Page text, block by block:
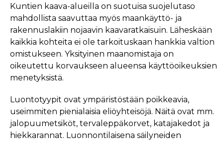
Kuntien kaava-alueilla on suotuisa suojelutaso
mahdollista saavuttaa myös maankäyttö- ja
rakennuslakiin nojaavin kaavaratkaisuin. Läheskään
kaikkia kohteita ei ole tarkoituskaan hankkia valtion
omistukseen. Yksityinen maanomistaja on
oikeutettu korvaukseen alueensa käyttöoikeuksien
menetyksistä.
Luontotyypit ovat ympäristöstään poikkeavia,
useimmiten pienialaisia eliöyhteisöjä. Näitä ovat mm.
jalopuumetsiköt, tervaleppäkorvet, katajakedot ja
hiekkarannat. Luonnontilaisena säilyneiden